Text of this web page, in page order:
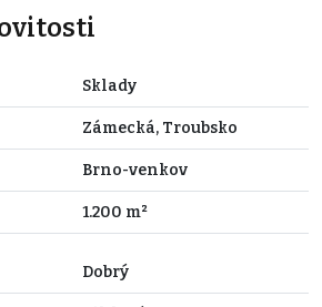
Sklady
Zámecká, Troubsko
Brno-venkov
1.200 m²
Dobrý